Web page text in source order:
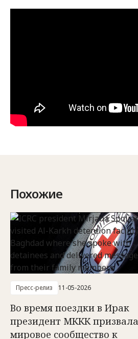
Похожие
Пресс-релиз 11-05-2026
Во время поездки в Ирак
президент МККК призвала
мировое сообщество к